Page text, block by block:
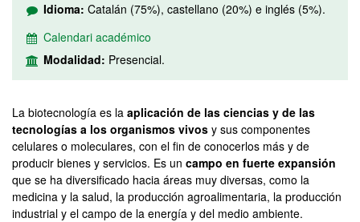
Idioma: Catalán (75%), castellano (20%) e inglés (5%).
Calendari académico
Modalidad: Presencial.
La biotecnología es la aplicación de las ciencias y de las
tecnologías a los organismos vivos y sus componentes
celulares o moleculares, con el fin de conocerlos más y de
producir bienes y servicios. Es un campo en fuerte expansión
que se ha diversificado hacia áreas muy diversas, como la
medicina y la salud, la producción agroalimentaria, la producción
industrial y el campo de la energía y del medio ambiente.